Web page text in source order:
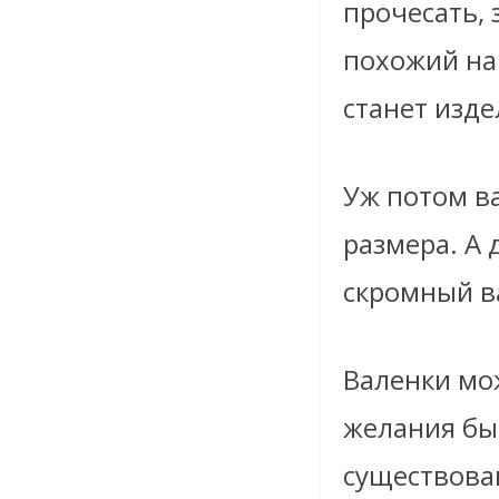
прочесать,
похожий на
станет
Уж потом
размера. А
скромный
Валенки
желания